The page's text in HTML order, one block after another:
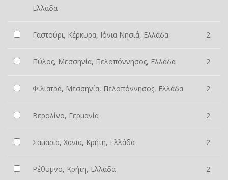
Ελλάδα
Γαστούρι, Κέρκυρα, Ιόνια Νησιά, Ελλάδα 2
Πύλος, Μεσσηνία, Πελοπόννησος, Ελλάδα 2
Φιλιατρά, Μεσσηνία, Πελοπόννησος, Ελλάδα 2
Βερολίνο, Γερμανία 2
Σαμαριά, Χανιά, Κρήτη, Ελλάδα 2
Ρέθυμνο, Κρήτη, Ελλάδα 2